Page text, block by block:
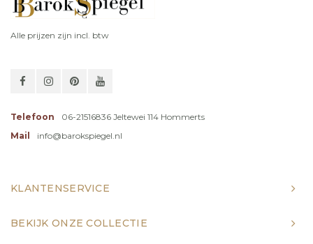
Alle prijzen zijn incl. btw
Telefoon
06-21516836 Jeltewei 114 Hommerts
Mail
info@barokspiegel.nl
KLANTENSERVICE
BEKIJK ONZE COLLECTIE